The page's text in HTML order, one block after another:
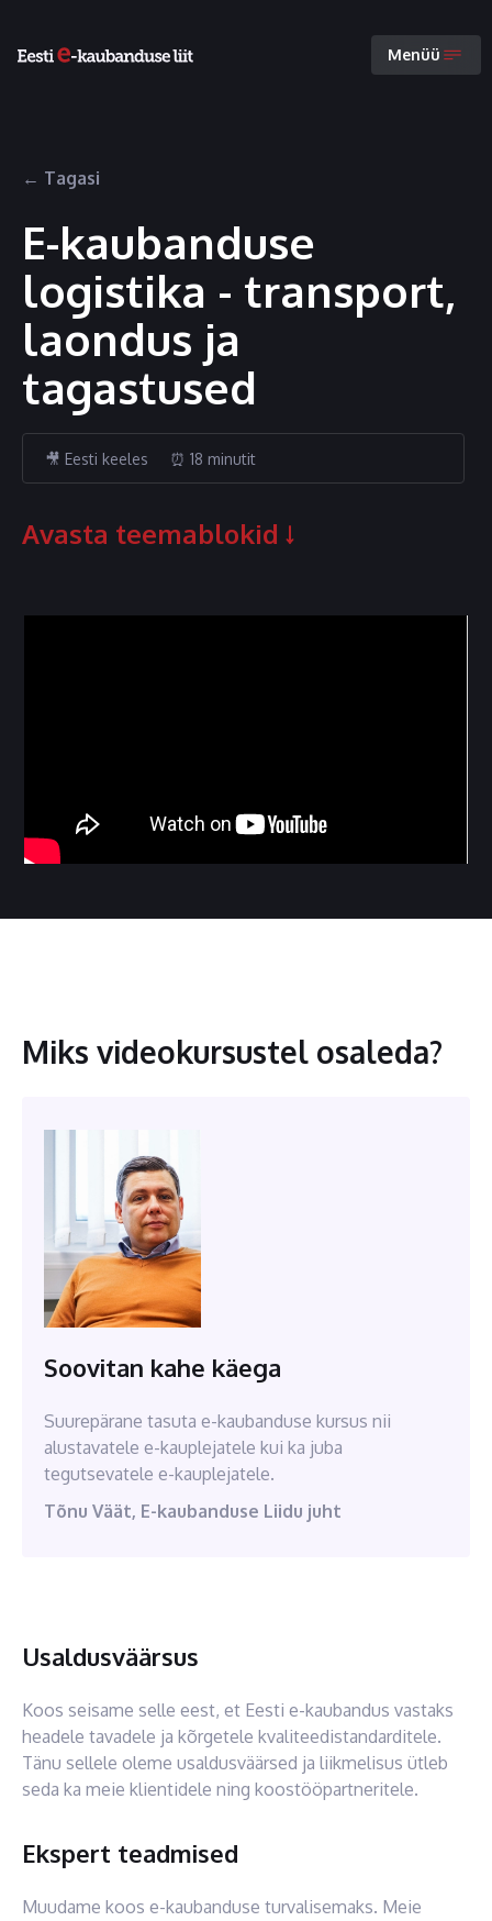
Menüü
← Tagasi
E-kaubanduse
logistika - transport,
laondus ja
tagastused
🎥 Eesti keeles ⏰ 18 minutit
Avasta teemablokid
Miks videokursustel osaleda?
Soovitan kahe käega
Suurepärane tasuta e-kaubanduse kursus nii
alustavatele e-kauplejatele kui ka juba
tegutsevatele e-kauplejatele.
Tõnu Väät, E-kaubanduse Liidu juht
Usaldusväärsus
Koos seisame selle eest, et Eesti e-kaubandus vastaks
headele tavadele ja kõrgetele kvaliteedistandarditele.
Tänu sellele oleme usaldusväärsed ja liikmelisus ütleb
seda ka meie klientidele ning koostööpartneritele.
Ekspert teadmised
Muudame koos e-kaubanduse turvalisemaks. Meie